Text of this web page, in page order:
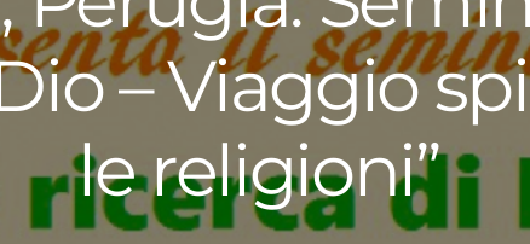
– Viaggio
le religioni”